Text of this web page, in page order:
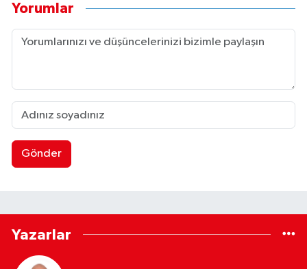
Yorumlar
Gönder
Yazarlar